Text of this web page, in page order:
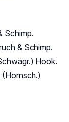
Schimp.
& Schimp.
Hook.
(Hornsch.)